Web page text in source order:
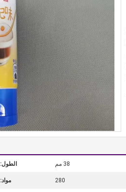
38 مم الطول:
280 مواد: